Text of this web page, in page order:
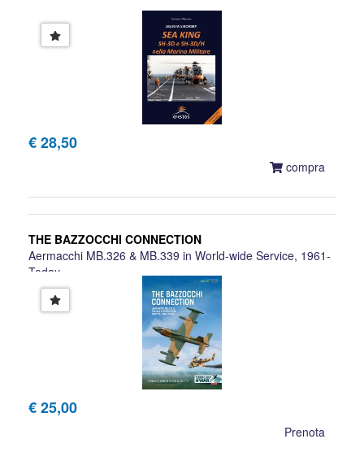
Francesco Majorana
€ 28,50
compra
THE BAZZOCCHI CONNECTION
Aermacchi MB.326 & MB.339 in World-wide Service, 1961-
Today
Marco de Montis, Nico Sgarlato
€ 25,00
Prenota